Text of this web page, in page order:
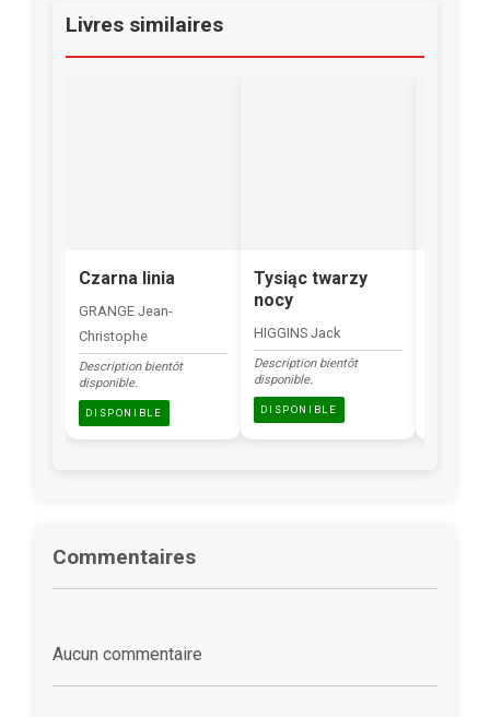
Livres similaires
Czarna linia
GRANGE Jean-
Christophe
Description bientôt
disponible.
DISPONIBLE
Tysiąc twarzy
nocy
HIGGINS Jack
Description bientôt
disponible.
DISPONIBLE
Commentaires
Aucun commentaire